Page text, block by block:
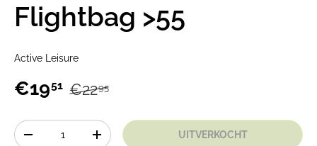
Flightbag >55
Active Leisure
€1951 €2295
Aantal
+ UITVERKOCHT